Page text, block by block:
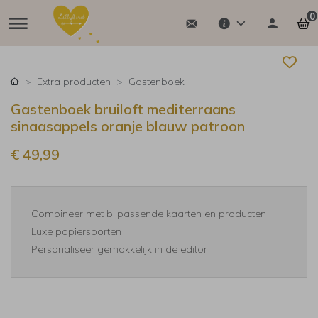
0
Extra producten Gastenboek
Gastenboek bruiloft mediterraans
sinaasappels oranje blauw patroon
€ 49,99
Combineer met bijpassende kaarten en producten
Luxe papiersoorten
Personaliseer gemakkelijk in de editor